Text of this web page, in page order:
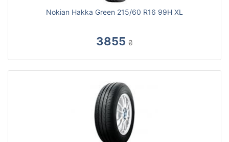
Nokian Hakka Green 215/60 R16 99H XL
3855 ₴